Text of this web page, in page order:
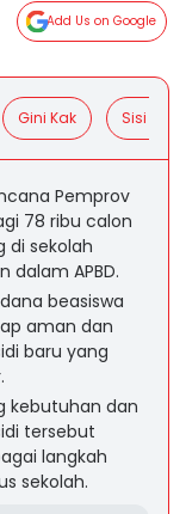
Add Us on Google
Gini Kak Sisi
Pemprov
78 ribu calon
di sekolah
dalam APBD.
beasiswa
aman dan
baru yang
kebutuhan dan
tersebut
langkah
sekolah.